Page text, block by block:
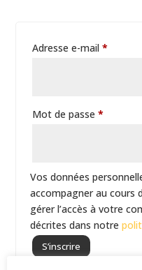
Adresse e-mail*
Mot de passe*
Vos données
accompagner au cours
gérer l’accès à votre
décrites dans notre
S’inscrire